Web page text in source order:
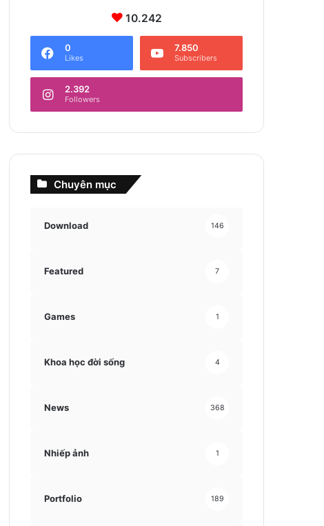
10.242
0
Likes
7.850
Subscribers
2.392
Followers
Chuyên mục
Download 146
Featured 7
Games 1
Khoa học đời sống 4
News 368
Nhiếp ảnh 1
Portfolio 189